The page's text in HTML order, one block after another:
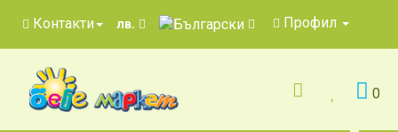
Контакти лв. Профил
0